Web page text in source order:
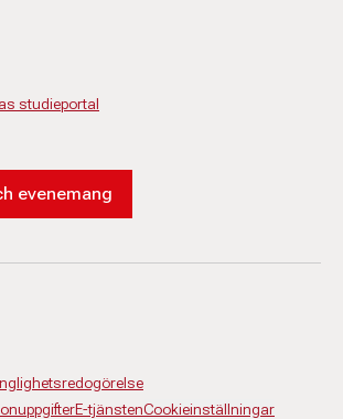
studieportal
evenemang
E-tjänstenCookieinställningar
linkedin